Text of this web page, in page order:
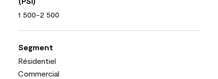
1 500-2 500
Segment
Résidentiel
Commercial